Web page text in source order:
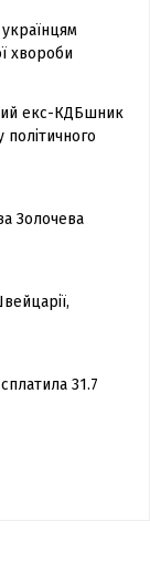
хвороби
екс-КДБшник
Золочева
31.7